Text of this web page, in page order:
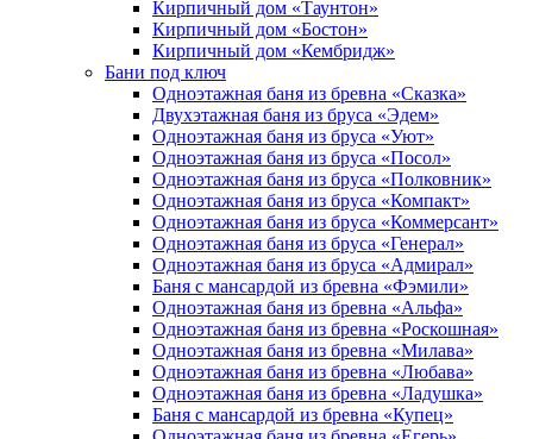
Кирпичный дом «Таунтон»
Кирпичный дом «Бостон»
Кирпичный дом «Кембридж»
Бани под ключ
Одноэтажная баня из бревна «Сказка»
Двухэтажная баня из бруса «Эдем»
Одноэтажная баня из бруса «Уют»
Одноэтажная баня из бруса «Посол»
Одноэтажная баня из бруса «Полковник»
Одноэтажная баня из бруса «Компакт»
Одноэтажная баня из бруса «Коммерсант»
Одноэтажная баня из бруса «Генерал»
Одноэтажная баня из бруса «Адмирал»
Баня с мансардой из бревна «Фэмили»
Одноэтажная баня из бревна «Альфа»
Одноэтажная баня из бревна «Роскошная»
Одноэтажная баня из бревна «Милава»
Одноэтажная баня из бревна «Любава»
Одноэтажная баня из бревна «Ладушка»
Баня с мансардой из бревна «Купец»